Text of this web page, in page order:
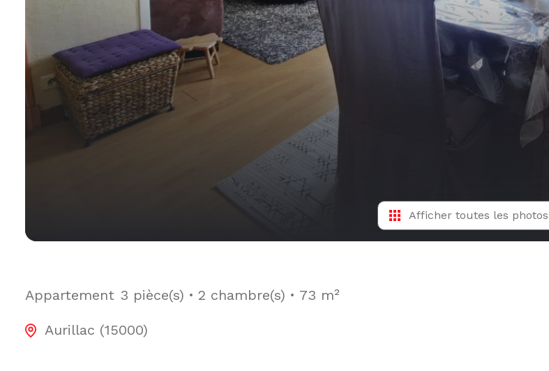
Afficher toutes les photos
Appartement 3 pièce(s) 2 chambre(s) 73 m²
Aurillac (15000)